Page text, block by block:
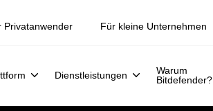
Privatanwender Für kleine Unternehmen
Dienstleistungen
Warum
Bitdefender?